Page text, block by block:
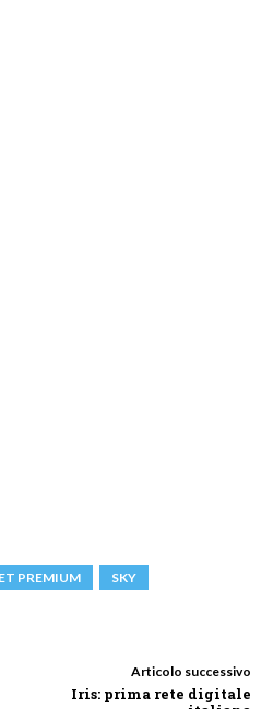
PREMIUM
SKY
Articolo successivo
Iris: prima rete digitale